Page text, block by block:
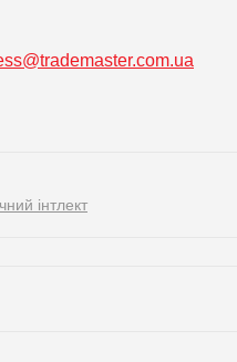
інтлект